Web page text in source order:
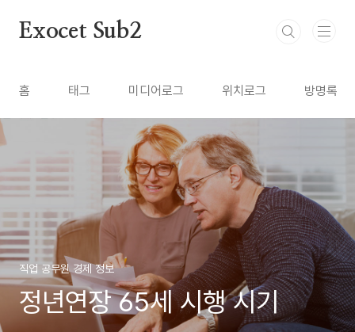
Exocet Sub2
홈 태그 미디어로그 위치로그 방명록
직업 공무원 경제 정보
정년연장 65세 시행 시기